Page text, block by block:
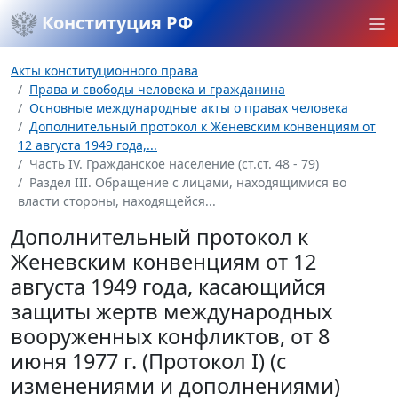
Конституция РФ
Акты конституционного права
Права и свободы человека и гражданина
Основные международные акты о правах человека
Дополнительный протокол к Женевским конвенциям от
12 августа 1949 года,...
Часть IV. Гражданское население (ст.ст. 48 - 79)
Раздел III. Обращение с лицами, находящимися во
власти стороны, находящейся...
Дополнительный протокол к
Женевским конвенциям от 12
августа 1949 года, касающийся
защиты жертв международных
вооруженных конфликтов, от 8
июня 1977 г. (Протокол I) (с
изменениями и дополнениями)